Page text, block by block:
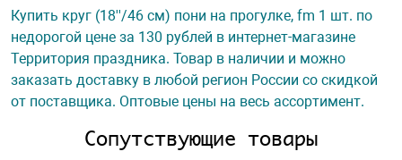
Купить круг (18''/46 см) пони на прогулке, fm 1 шт. по
недорогой цене за 130 рублей в интернет-магазине
Территория праздника. Товар в наличии и можно
заказать доставку в любой регион России со скидкой
от поставщика. Оптовые цены на весь ассортимент.
Сопутствующие товары